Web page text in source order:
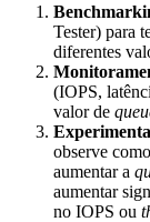
Tester) para
diferentes
(IOPS,
valor de
observe
aumentar a
aumentar
no IOPS ou